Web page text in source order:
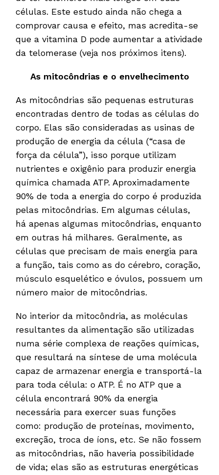
células. Este estudo ainda não chega a
comprovar causa e efeito, mas acredita-se
que a vitamina D pode aumentar a atividade
da telomerase (veja nos próximos itens).
As mitocôndrias e o envelhecimento
As mitocôndrias são pequenas estruturas
encontradas dentro de todas as células do
corpo. Elas são consideradas as usinas de
produção de energia da célula (“casa de
força da célula”), isso porque utilizam
nutrientes e oxigênio para produzir energia
química chamada ATP. Aproximadamente
90% de toda a energia do corpo é produzida
pelas mitocôndrias. Em algumas células,
há apenas algumas mitocôndrias, enquanto
em outras há milhares. Geralmente, as
células que precisam de mais energia para
a função, tais como as do cérebro, coração,
músculo esquelético e óvulos, possuem um
número maior de mitocôndrias.
No interior da mitocôndria, as moléculas
resultantes da alimentação são utilizadas
numa série complexa de reações químicas,
que resultará na síntese de uma molécula
capaz de armazenar energia e transportá-la
para toda célula: o ATP. É no ATP que a
célula encontrará 90% da energia
necessária para exercer suas funções
como: produção de proteínas, movimento,
excreção, troca de íons, etc. Se não fossem
as mitocôndrias, não haveria possibilidade
de vida; elas são as estruturas energéticas